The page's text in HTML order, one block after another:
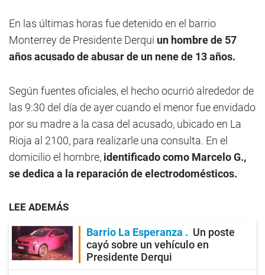
En las últimas horas fue detenido en el barrio
Monterrey de Presidente Derqui un hombre de 57
años acusado de abusar de un nene de 13 años.
Según fuentes oficiales, el hecho ocurrió alrededor de
las 9:30 del día de ayer cuando el menor fue envidado
por su madre a la casa del acusado, ubicado en La
Rioja al 2100, para realizarle una consulta. En el
domicilio el hombre, identificado como Marcelo G.,
se dedica a la reparación de electrodomésticos.
LEE ADEMÁS
Barrio La Esperanza
Un poste
cayó sobre un vehículo en
Presidente Derqui